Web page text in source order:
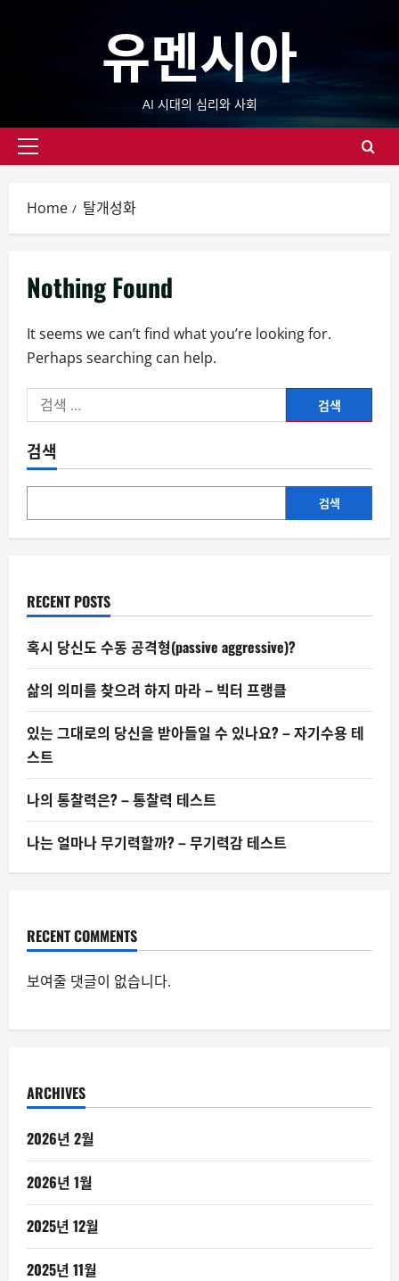
유멘시아
AI 시대의 심리와 사회
Primary
Home 탈개성화
Nothing Found
It seems we can’t find what you’re looking for.
Perhaps searching can help.
색:
검색
검색
RECENT POSTS
혹시 당신도 수동 공격형(passive aggressive)?
삶의 의미를 찾으려 하지 마라 – 빅터 프랭클
있는 그대로의 당신을 받아들일 수 있나요? – 자기수용 테
스트
나의 통찰력은? – 통찰력 테스트
나는 얼마나 무기력할까? – 무기력감 테스트
RECENT COMMENTS
보여줄 댓글이 없습니다.
ARCHIVES
2026년 2월
2026년 1월
2025년 12월
2025년 11월